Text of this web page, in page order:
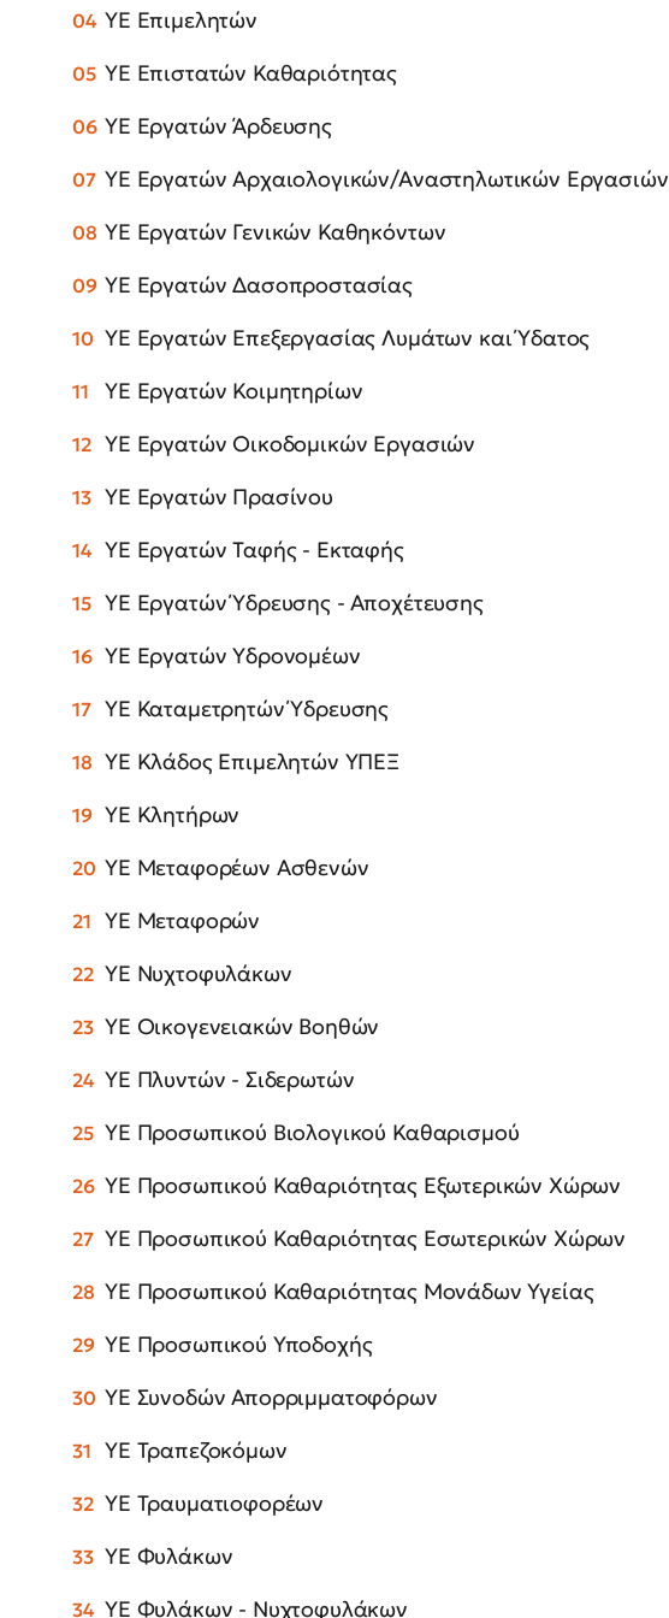
ΥΕ Επιμελητών
ΥΕ Επιστατών Καθαριότητας
ΥΕ Εργατών Άρδευσης
ΥΕ Εργατών Αρχαιολογικών/Αναστηλωτικών Εργασιών
ΥΕ Εργατών Γενικών Καθηκόντων
ΥΕ Εργατών Δασοπροστασίας
ΥΕ Εργατών Επεξεργασίας Λυμάτων και Ύδατος
ΥΕ Εργατών Κοιμητηρίων
ΥΕ Εργατών Οικοδομικών Εργασιών
ΥΕ Εργατών Πρασίνου
ΥΕ Εργατών Ταφής - Εκταφής
ΥΕ Εργατών Ύδρευσης - Αποχέτευσης
ΥΕ Εργατών Υδρονομέων
ΥΕ Καταμετρητών Ύδρευσης
ΥΕ Κλάδος Επιμελητών ΥΠΕΞ
ΥΕ Κλητήρων
ΥΕ Μεταφορέων Ασθενών
ΥΕ Μεταφορών
ΥΕ Νυχτοφυλάκων
ΥΕ Οικογενειακών Βοηθών
ΥΕ Πλυντών - Σιδερωτών
ΥΕ Προσωπικού Βιολογικού Καθαρισμού
ΥΕ Προσωπικού Καθαριότητας Εξωτερικών Χώρων
ΥΕ Προσωπικού Καθαριότητας Εσωτερικών Χώρων
ΥΕ Προσωπικού Καθαριότητας Μονάδων Υγείας
ΥΕ Προσωπικού Υποδοχής
ΥΕ Συνοδών Απορριμματοφόρων
ΥΕ Τραπεζοκόμων
ΥΕ Τραυματιοφορέων
ΥΕ Φυλάκων
ΥΕ Φυλάκων - Νυχτοφυλάκων